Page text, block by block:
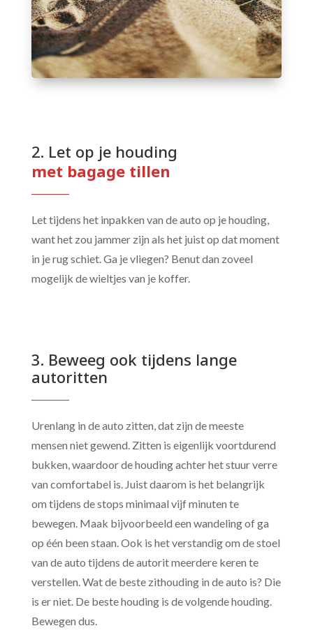
2. Let op je houding
met bagage tillen
Let tijdens het inpakken van de auto op je houding,
want het zou jammer zijn als het juist op dat moment
in je rug schiet. Ga je vliegen? Benut dan zoveel
mogelijk de wieltjes van je koffer.
3. Beweeg ook tijdens lange
autoritten
Urenlang in de auto zitten, dat zijn de meeste
mensen niet gewend. Zitten is eigenlijk voortdurend
bukken, waardoor de houding achter het stuur verre
van comfortabel is. Juist daarom is het belangrijk
om tijdens de stops minimaal vijf minuten te
bewegen. Maak bijvoorbeeld een wandeling of ga
op één been staan. Ook is het verstandig om de stoel
van de auto tijdens de autorit meerdere keren te
verstellen. Wat de beste zithouding in de auto is? Die
is er niet. De beste houding is de volgende houding.
Bewegen dus.